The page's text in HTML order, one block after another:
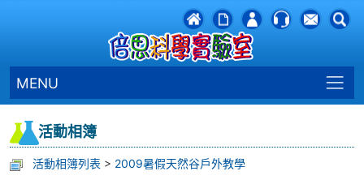
MENU
活動相簿
活動相簿列表 > 2009暑假天然谷戶外教學